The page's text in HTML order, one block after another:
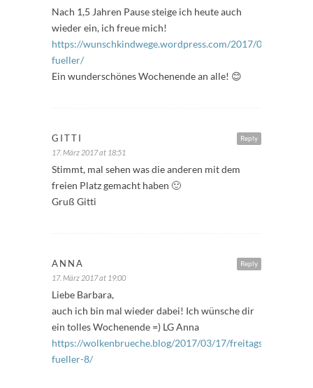
Nach 1,5 Jahren Pause steige ich heute auch
wieder ein, ich freue mich!
https://wunschkindwege.wordpress.com/2017/03/17/
fueller/
Ein wunderschönes Wochenende an alle! 😊
Reply
GITTI
17. März 2017 at 18:51
Stimmt, mal sehen was die anderen mit dem
freien Platz gemacht haben 🙂
Gruß Gitti
Reply
ANNA
17. März 2017 at 19:00
Liebe Barbara,
auch ich bin mal wieder dabei! Ich wünsche dir
ein tolles Wochenende =) LG Anna
https://wolkenbrueche.blog/2017/03/17/freitags-
fueller-8/